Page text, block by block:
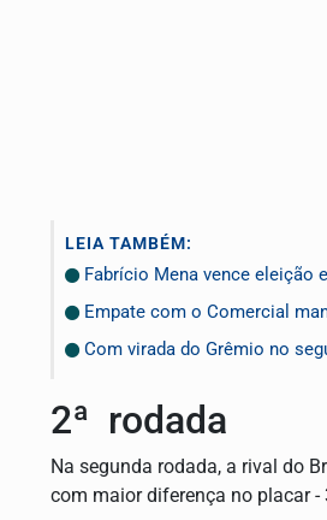
LEIA TAMBÉM:
Fabrício Mena vence eleição
Empate com o Comercial
Com virada do Grêmio no
2ª rodada
Na segunda rodada, a rival do
com maior diferença no placar -